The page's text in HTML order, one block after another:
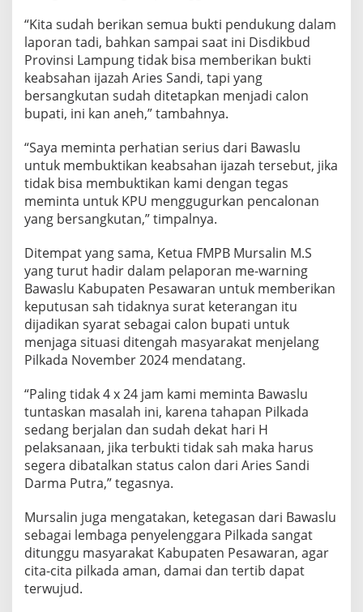
“Kita sudah berikan semua bukti pendukung dalam
laporan tadi, bahkan sampai saat ini Disdikbud
Provinsi Lampung tidak bisa memberikan bukti
keabsahan ijazah Aries Sandi, tapi yang
bersangkutan sudah ditetapkan menjadi calon
bupati, ini kan aneh,” tambahnya.
“Saya meminta perhatian serius dari Bawaslu
untuk membuktikan keabsahan ijazah tersebut, jika
tidak bisa membuktikan kami dengan tegas
meminta untuk KPU menggugurkan pencalonan
yang bersangkutan,” timpalnya.
Ditempat yang sama, Ketua FMPB Mursalin M.S
yang turut hadir dalam pelaporan me-warning
Bawaslu Kabupaten Pesawaran untuk memberikan
keputusan sah tidaknya surat keterangan itu
dijadikan syarat sebagai calon bupati untuk
menjaga situasi ditengah masyarakat menjelang
Pilkada November 2024 mendatang.
“Paling tidak 4 x 24 jam kami meminta Bawaslu
tuntaskan masalah ini, karena tahapan Pilkada
sedang berjalan dan sudah dekat hari H
pelaksanaan, jika terbukti tidak sah maka harus
segera dibatalkan status calon dari Aries Sandi
Darma Putra,” tegasnya.
Mursalin juga mengatakan, ketegasan dari Bawaslu
sebagai lembaga penyelenggara Pilkada sangat
ditunggu masyarakat Kabupaten Pesawaran, agar
cita-cita pilkada aman, damai dan tertib dapat
terwujud.